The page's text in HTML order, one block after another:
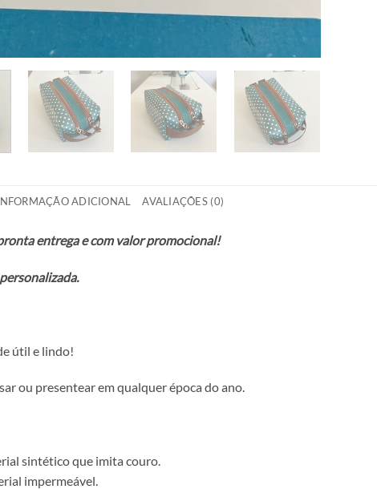
ADICIONAL AVALIAÇÕES (0)
entrega e com valor promocional!
útil e lindo!
ou presentear em qualquer época do ano.
sintético que imita couro.
impermeável.